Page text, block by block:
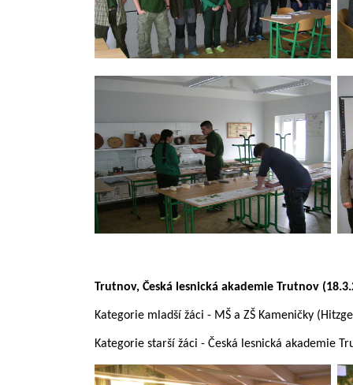
Trutnov, Česká lesnická akademie Trutnov
Kategorie mladší žáci - MŠ a ZŠ Kameničky
Kategorie starší žáci - Česká lesnická akademie